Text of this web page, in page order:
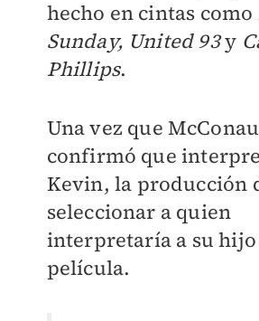
hecho en cintas como
Sunday, United 93y
Phillips.
Una vez que
confirmó que
Kevin, la producción
seleccionar a quien
interpretaría a su hijo
película.